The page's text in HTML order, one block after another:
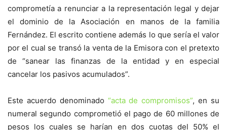
comprometía a renunciar a la representación legal y dejar
el dominio de la Asociación en manos de la familia
Fernández. El escrito contiene además lo que sería el valor
por el cual se transó la venta de la Emisora con el pretexto
de “sanear las finanzas de la entidad y en especial
cancelar los pasivos acumulados”.
Este acuerdo denominado “acta de compromisos”, en su
numeral segundo comprometió el pago de 60 millones de
pesos los cuales se harían en dos cuotas del 50% el